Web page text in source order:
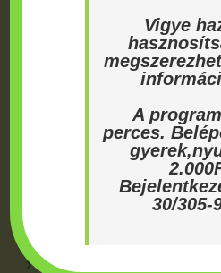
Kosárba
teszem
Keresés a honlapon:
Bemutatóvideóink a YouTube-on
Vigye
A
perces.
30/305-